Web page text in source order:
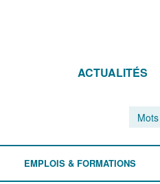
ACTUALITÉS
EMPLOIS & FORMATIONS